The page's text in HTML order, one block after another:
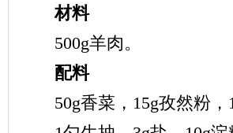
材料
500g羊肉。
配料
50g香菜，15g孜然粉，